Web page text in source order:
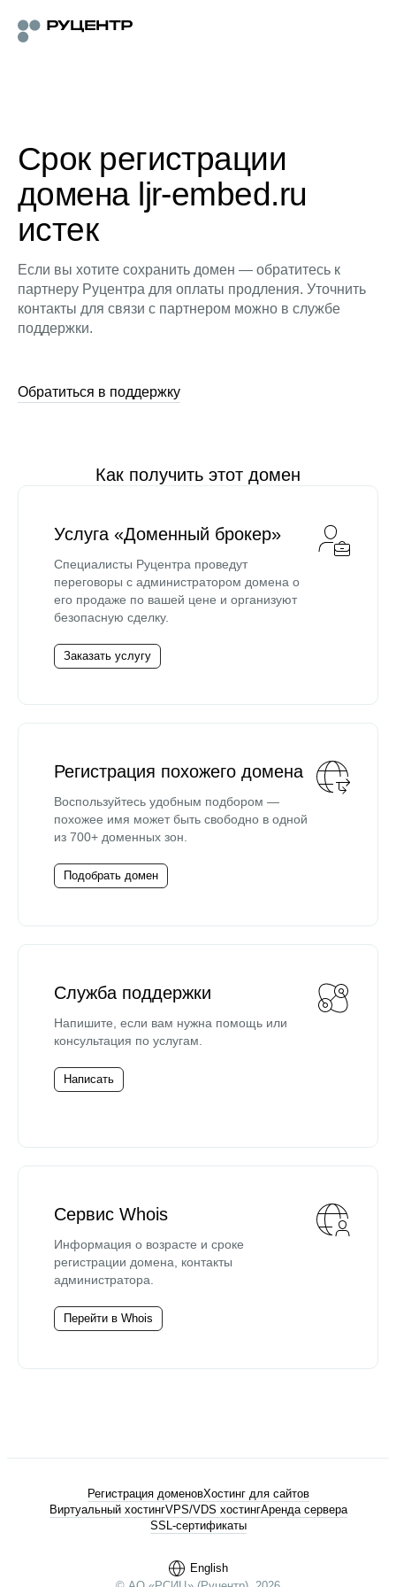
Срок регистрации
домена ljr-embed.ru
истек
Если вы хотите сохранить домен — обратитесь к
партнеру Руцентра для оплаты продления. Уточнить
контакты для связи с партнером можно в службе
поддержки.
Обратиться в поддержку
Как получить этот домен
Услуга «Доменный брокер»
Специалисты Руцентра проведут
переговоры с администратором домена о
его продаже по вашей цене и организуют
безопасную сделку.
Заказать услугу
Регистрация похожего домена
Воспользуйтесь удобным подбором —
похожее имя может быть свободно в одной
из 700+ доменных зон.
Подобрать домен
Служба поддержки
Напишите, если вам нужна помощь или
консультация по услугам.
Написать
Сервис Whois
Информация о возрасте и сроке
регистрации домена, контакты
администратора.
Перейти в Whois
English
Регистрация доменовХостинг для сайтов
Виртуальный хостингVPS/VDS хостингАренда сервера
SSL-сертификаты